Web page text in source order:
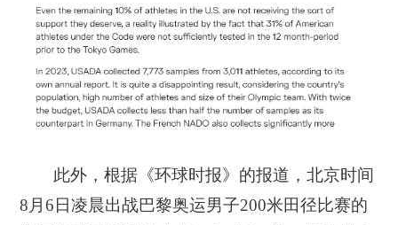
此外，根据《环球时报》的报道，北京时间
8月6日凌晨出战巴黎奥运男子200米田径比赛的